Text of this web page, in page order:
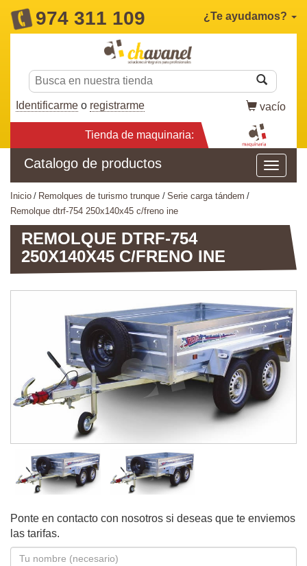
974 311 109 ¿Te ayudamos?
Identificarme o registrarme vacío
Tienda de maquinaria:
Catalogo de productos
inicio remolques de turismo trunque
serie carga tándem
remolque dtrf-754 250x140x45 c/freno ine
REMOLQUE DTRF-754
250X140X45 C/FRENO INE
Ponte en contacto con nosotros si deseas que te enviemos
las tarifas.
Nombre